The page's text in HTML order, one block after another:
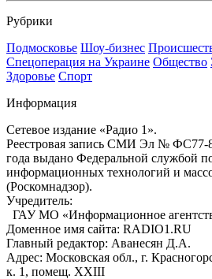
Рубрики
Подмосковье Шоу-бизнес
Спецоперация на Украине Общество
Здоровье Спорт
Информация
Сетевое издание «Радио 1».
Реестровая запись СМИ Эл № ФС77-
года выдано Федеральной службой
информационных технологий и
(Роскомнадзор).
Учредитель:
ГАУ МО «Информационное
Доменное имя сайта: RADIO1.RU
Главный редактор: Аванесян Д.А.
Адрес: Московская обл., г.
к. 1, помещ. XXIII